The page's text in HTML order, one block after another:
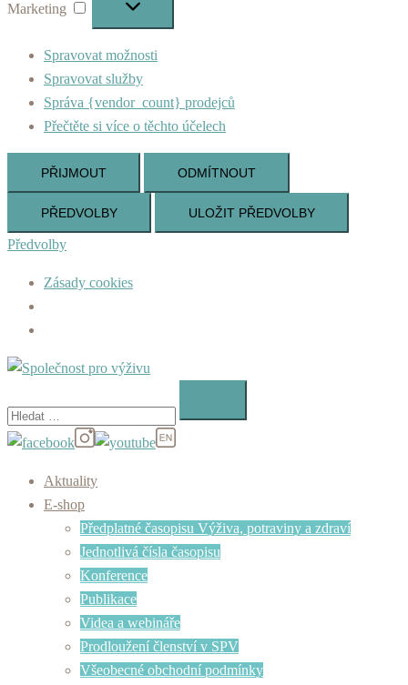
Marketing
Spravovat možnosti
Spravovat služby
Správa {vendor_count} prodejců
Přečtěte si více o těchto účelech
PŘIJMOUT ODMÍTNOUT
PŘEDVOLBY ULOŽIT PŘEDVOLBY
Předvolby
Zásady cookies
Skip
content
Aktuality
E-shop
Předplatné časopisu Výživa, potraviny a zdraví
Jednotlivá čísla časopisu
Konference
Publikace
Videa a webináře
Prodloužení členství v SPV
Všeobecné obchodní podmínky